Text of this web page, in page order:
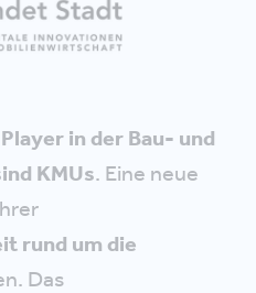
in der Bau- und
KMUs. Eine neue
rund um die
Das